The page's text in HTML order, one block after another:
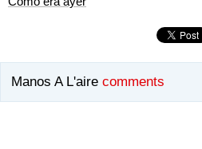
Manos A L'aire comments